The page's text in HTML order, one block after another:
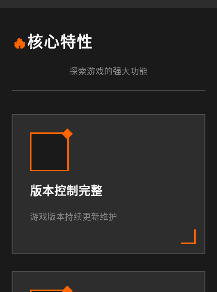
🔥核心特性
探索游戏的强大功能
版本控制完整
游戏版本持续更新维护